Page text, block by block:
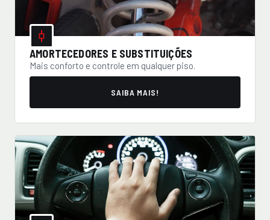
AMORTECEDORES E SUBSTITUIÇÕES
Mais conforto e controle em qualquer piso.
SAIBA MAIS!